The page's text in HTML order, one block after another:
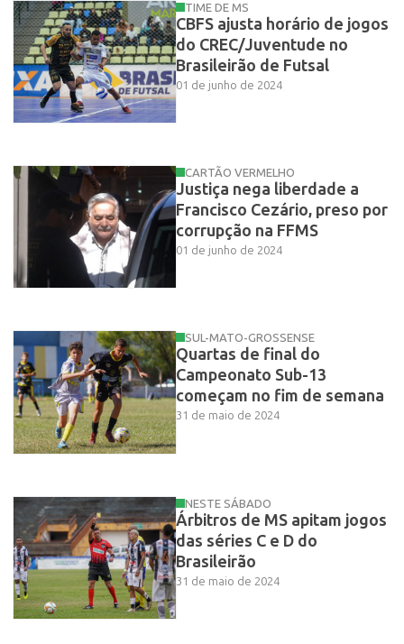
TIME DE MS
CBFS ajusta horário de jogos
do CREC/Juventude no
Brasileirão de Futsal
01 de junho de 2024
CARTÃO VERMELHO
Justiça nega liberdade a
Francisco Cezário, preso por
corrupção na FFMS
01 de junho de 2024
SUL-MATO-GROSSENSE
Quartas de final do
Campeonato Sub-13
começam no fim de semana
31 de maio de 2024
NESTE SÁBADO
Árbitros de MS apitam jogos
das séries C e D do
Brasileirão
31 de maio de 2024